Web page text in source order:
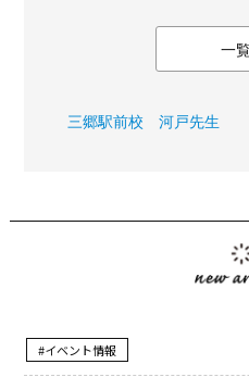
一
三郷駅前校 河戸先生